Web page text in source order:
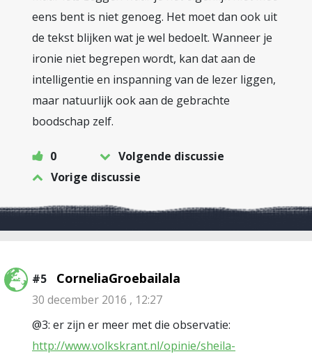
eens bent is niet genoeg. Het moet dan ook uit
de tekst blijken wat je wel bedoelt. Wanneer je
ironie niet begrepen wordt, kan dat aan de
intelligentie en inspanning van de lezer liggen,
maar natuurlijk ook aan de gebrachte
boodschap zelf.
0
Volgende discussie
Vorige discussie
#5 CorneliaGroebailala
30 december 2016 , 12:27
@3: er zijn er meer met die observatie:
http://www.volkskrant.nl/opinie/sheila-